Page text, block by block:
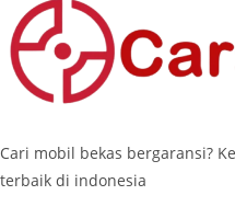
Cari mobil bekas bergaransi?
terbaik di indonesia